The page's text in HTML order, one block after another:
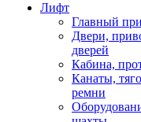
Лифт
Главный
Двери,
дверей
Кабина,
Канаты,
ремни